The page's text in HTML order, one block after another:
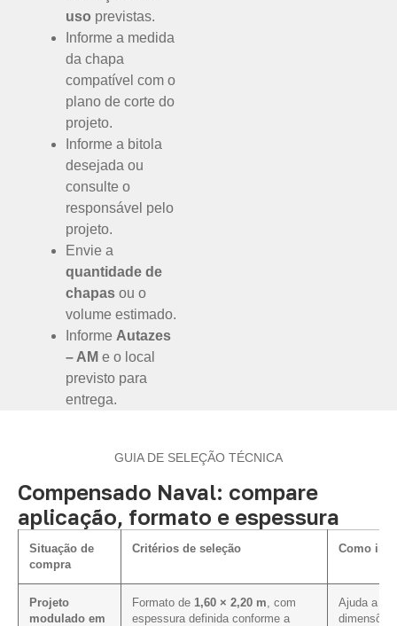
uso previstas.
Informe a medida
da chapa
compatível com o
plano de corte do
projeto.
Informe a bitola
desejada ou
consulte o
responsável pelo
projeto.
Envie a
quantidade de
chapas ou o
volume estimado.
Informe Autazes
– AM e o local
previsto para
entrega.
GUIA DE SELEÇÃO TÉCNICA
Compensado Naval: compare
aplicação, formato e espessura
Situação de
compra
Critérios de seleção Como
Projeto
modulado em
Formato de 1,60 × 2,20 m , com
espessura definida conforme a
Ajuda a